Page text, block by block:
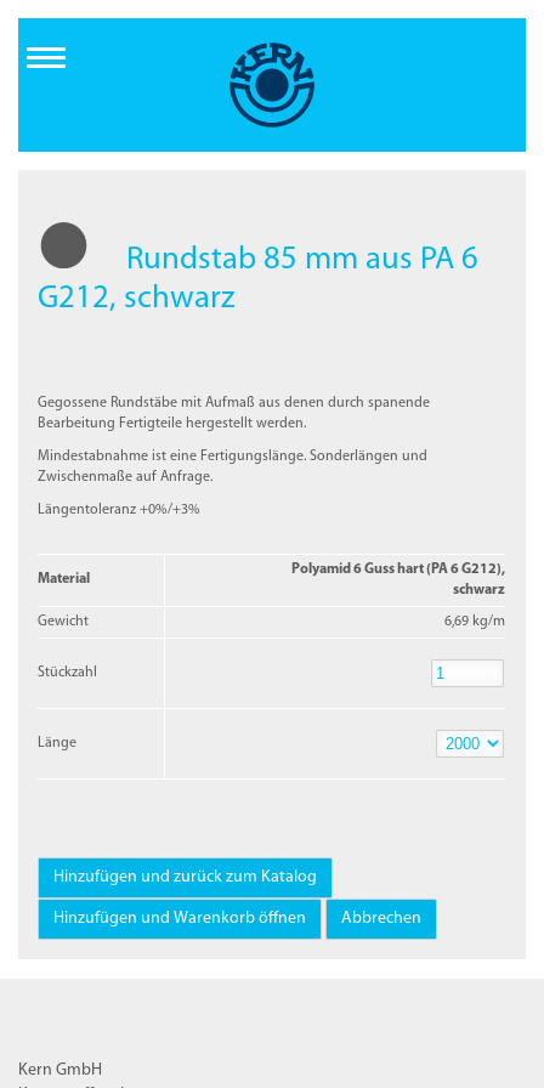
Inhalt
Rundstab 85 mm aus PA 6
G212, schwarz
Gegossene Rundstäbe mit Aufmaß aus denen durch spanende
Bearbeitung Fertigteile hergestellt werden.
Mindestabnahme ist eine Fertigungslänge. Sonderlängen und
Zwischenmaße auf Anfrage.
Längentoleranz +0%/+3%
Material
Polyamid 6 Guss hart (PA 6 G212),
schwarz
Gewicht 6,69 kg/m
Stückzahl
Länge
Kern GmbH